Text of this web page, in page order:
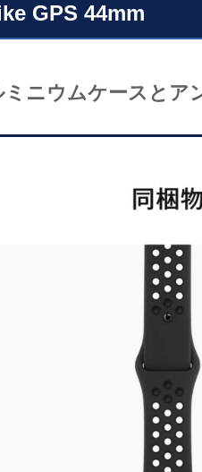
GPS 44mm
ニウムケースとア